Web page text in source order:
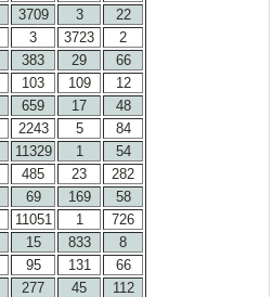
3709 3
22
3 3723
2
383 29
66
103 109
12
659 17
48
2243 5
84
11329 1
54
485 23
282
69 169
58
11051 1
726
15 833
8
95 131
66
277 45
112